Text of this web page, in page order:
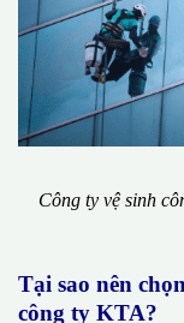
Công ty vệ sinh
Tại sao nên
công ty KTA?